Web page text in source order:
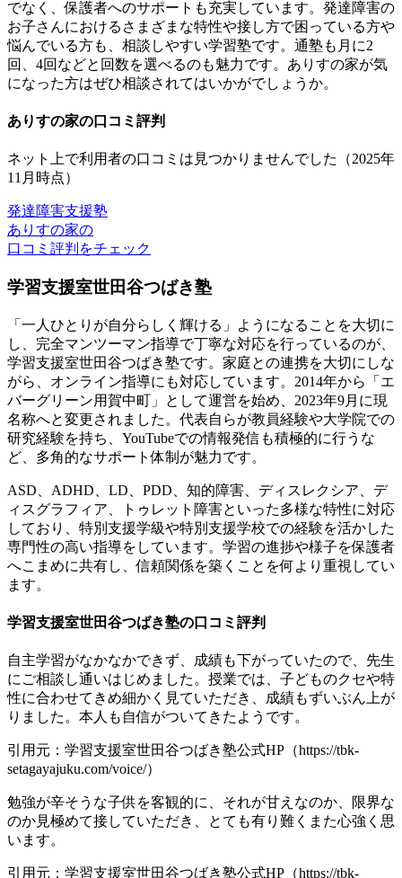
でなく、保護者へのサポートも充実しています。発達障害の
お子さんにおけるさまざまな特性や接し方で困っている方や
悩んでいる方も、相談しやすい学習塾です。通塾も月に2
回、4回などと回数を選べるのも魅力です。ありすの家が気
になった方はぜひ相談されてはいかがでしょうか。
ありすの家の口コミ評判
ネット上で利用者の口コミは見つかりませんでした（2025年
11月時点）
発達障害支援塾
ありすの家の
口コミ評判をチェック
学習支援室世田谷つばき塾
「一人ひとりが自分らしく輝ける」ようになることを大切に
し、完全マンツーマン指導で丁寧な対応を行っているのが、
学習支援室世田谷つばき塾です。家庭との連携を大切にしな
がら、オンライン指導にも対応しています。2014年から「エ
バーグリーン用賀中町」として運営を始め、2023年9月に現
名称へと変更されました。代表自らが教員経験や大学院での
研究経験を持ち、YouTubeでの情報発信も積極的に行うな
ど、多角的なサポート体制が魅力です。
ASD、ADHD、LD、PDD、知的障害、ディスレクシア、デ
ィスグラフィア、トゥレット障害といった多様な特性に対応
しており、特別支援学級や特別支援学校での経験を活かした
専門性の高い指導をしています。学習の進捗や様子を保護者
へこまめに共有し、信頼関係を築くことを何より重視してい
ます。
学習支援室世田谷つばき塾の口コミ評判
自主学習がなかなかできず、成績も下がっていたので、先生
にご相談し通いはじめました。授業では、子どものクセや特
性に合わせてきめ細かく見ていただき、成績もずいぶん上が
りました。本人も自信がついてきたようです。
引用元：学習支援室世田谷つばき塾公式HP（https://tbk-
setagayajuku.com/voice/）
勉強が辛そうな子供を客観的に、それが甘えなのか、限界な
のか見極めて接していただき、とても有り難くまた心強く思
います。
引用元：学習支援室世田谷つばき塾公式HP（https://tbk-